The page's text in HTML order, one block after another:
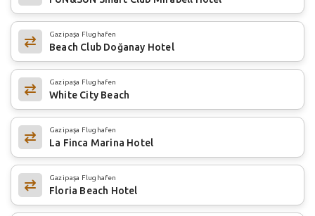
Gazipaşa Flughafen
Beach Club Doğanay Hotel
Gazipaşa Flughafen
White City Beach
Gazipaşa Flughafen
La Finca Marina Hotel
Gazipaşa Flughafen
Floria Beach Hotel